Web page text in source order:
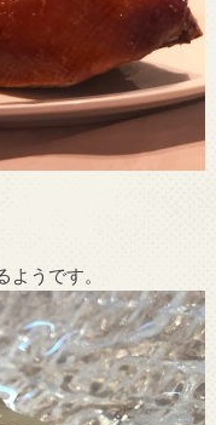
うです。